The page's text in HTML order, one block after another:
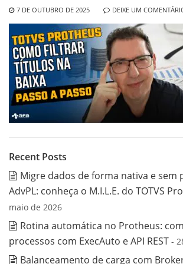
7 DE OUTUBRO DE 2025 DEIXE UM
Recent Posts
Migre dados de forma nativa e sem
AdvPL: conheça o M.I.L.E. do TOTVS
maio de 2026
Rotina automática no Protheus:
processos com ExecAuto e API REST -
Balanceamento de carga com